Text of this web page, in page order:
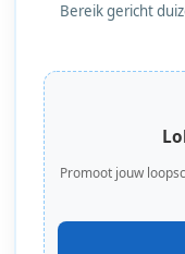
Bereik gericht
Promoot jouw